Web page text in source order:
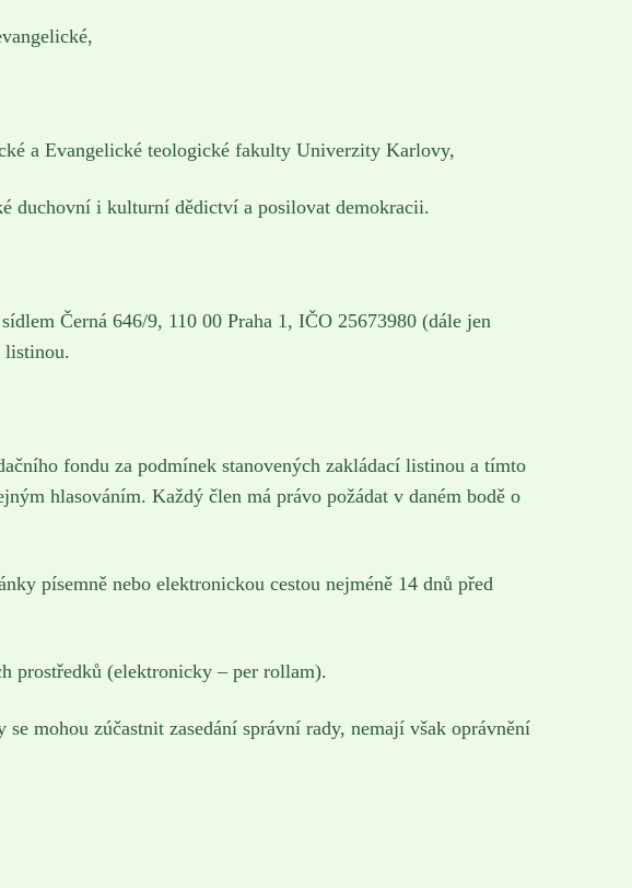
a Evangelické teologické fakulty Univerzity Karlovy,
duchovní i kulturní dědictví a posilovat demokracii.
Černá 646/9, 110 00 Praha 1, IČO 25673980 (dále jen
listinou.
fondu za podmínek stanovených zakládací listinou a tímto
hlasováním. Každý člen má právo požádat v daném bodě o
písemně nebo elektronickou cestou nejméně 14 dnů před
prostředků (elektronicky – per rollam).
mohou zúčastnit zasedání správní rady, nemají však oprávnění